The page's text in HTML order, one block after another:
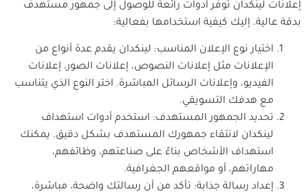
إعلانات لينكدان توفر أدوات رائعة للوصول إلى جمهور مستهدف
بدقة عالية. إليك كيفية استخدامها بفعالية:
اختيار نوع الإعلان المناسب: لينكدان يقدم عدة أنواع من
الإعلانات مثل إعلانات النصوص، إعلانات الصور، إعلانات
الفيديو، وإعلانات الرسائل المباشرة. اختر النوع الذي يتناسب
مع هدفك التسويقي.
تحديد الجمهور المستهدف: استخدم أدوات استهداف
لينكدان لانتقاء جمهورك المستهدف بشكل دقيق. يمكنك
استهداف الأشخاص بناءً على صناعتهم، وظائفهم،
مهاراتهم، أو مواقعهم الجغرافية.
إعداد رسالة جذابة: تأكد من أن رسالتك واضحة، مباشرة،